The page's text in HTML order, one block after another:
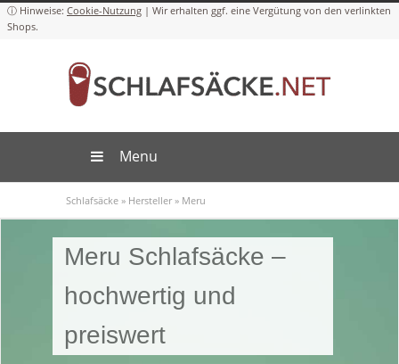
Cookie-Nutzung
Menu
Schlafsäcke » Hersteller » Meru
Meru Schlafsäcke –
hochwertig und
preiswert